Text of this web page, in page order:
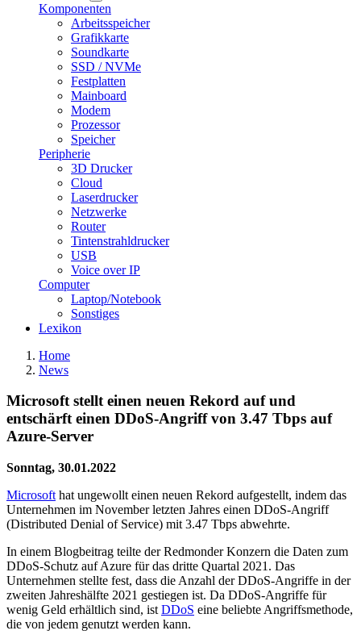
Komponenten
Arbeitsspeicher
Grafikkarte
Soundkarte
SSD / NVMe
Festplatten
Mainboard
Modem
Prozessor
Speicher
Peripherie
3D Drucker
Cloud
Laserdrucker
Netzwerke
Router
Tintenstrahldrucker
USB
Voice over IP
Computer
Laptop/Notebook
Sonstiges
Lexikon
Home
News
Microsoft stellt einen neuen Rekord auf und
entschärft einen DDoS-Angriff von 3.47 Tbps auf
Azure-Server
Sonntag, 30.01.2022
Microsoft hat ungewollt einen neuen Rekord aufgestellt, indem das
Unternehmen im November letzten Jahres einen DDoS-Angriff
(Distributed Denial of Service) mit 3.47 Tbps abwehrte.
In einem Blogbeitrag teilte der Redmonder Konzern die Daten zum
DDoS-Schutz auf Azure für das dritte Quartal 2021. Das
Unternehmen stellte fest, dass die Anzahl der DDoS-Angriffe in der
zweiten Jahreshälfte 2021 gestiegen ist. Da DDoS-Angriffe für
wenig Geld erhältlich sind, ist DDoS eine beliebte Angriffsmethode,
die von jedem genutzt werden kann.